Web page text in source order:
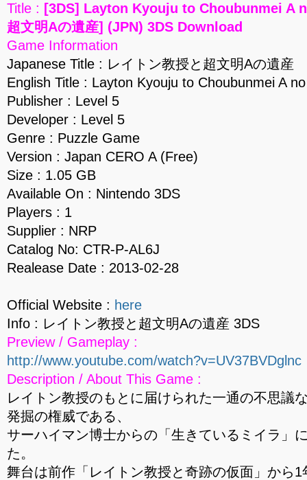
Title : [3DS] Layton Kyouju to Choubunmei A
超文明Aの遺産] (JPN) 3DS Download
Game Information
Japanese Title : レイトン教授と超文明Aの遺産
English Title : Layton Kyouju to Choubunmei A
Publisher : Level 5
Developer : Level 5
Genre : Puzzle Game
Version : Japan CERO A (Free)
Size : 1.05 GB
Available On : Nintendo 3DS
Players : 1
Supplier : NRP
Catalog No: CTR-P-AL6J
Realease Date : 2013-02-28
Official Website : here
Info : レイトン教授と超文明Aの遺産 3DS
Preview / Gameplay :
http://www.youtube.com/watch?v=UV37BVDglnc
Description / About This Game :
レイトン教授のもとに届けられた一通の不思議
発掘の権威である、
サーハイマン博士からの「生きているミイラ」
た。
舞台は前作「レイトン教授と奇跡の仮面」から1